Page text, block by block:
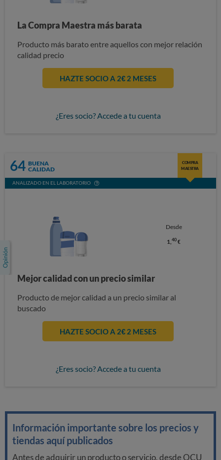
La Compra Maestra más barata
Producto más barato entre aquellos con mejor relación
calidad precio
HAZTE SOCIO A 2€ 2 MESES
¿Eres socio? Accede a tu cuenta
64 BUENA
CALIDAD
COMPRA
MAESTRA
ANALIZADO EN EL LABORATORIO
Desde
1,40 €
Mejor calidad con un precio similar
Producto de mejor calidad a un precio similar al
buscado
HAZTE SOCIO A 2€ 2 MESES
¿Eres socio? Accede a tu cuenta
Información importante sobre los precios y
tiendas aquí publicados
Antes de adquirir un producto o servicio, desde OCU